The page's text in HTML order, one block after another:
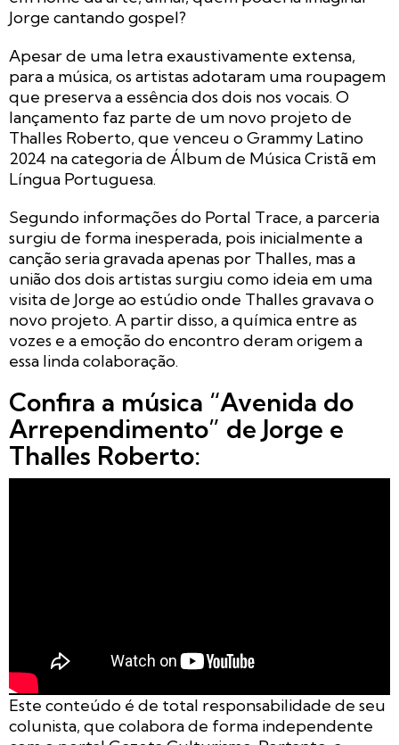
Jorge cantando gospel?
Apesar de uma letra exaustivamente extensa,
para a música, os artistas adotaram uma roupagem
que preserva a essência dos dois nos vocais. O
lançamento faz parte de um novo projeto de
Thalles Roberto, que venceu o Grammy Latino
2024 na categoria de Álbum de Música Cristã em
Língua Portuguesa.
Segundo informações do Portal Trace, a parceria
surgiu de forma inesperada, pois inicialmente a
canção seria gravada apenas por Thalles, mas a
união dos dois artistas surgiu como ideia em uma
visita de Jorge ao estúdio onde Thalles gravava o
novo projeto. A partir disso, a química entre as
vozes e a emoção do encontro deram origem a
essa linda colaboração.
Confira a música “Avenida do
Arrependimento” de Jorge e
Thalles Roberto:
Este conteúdo é de total responsabilidade de seu
colunista, que colabora de forma independente